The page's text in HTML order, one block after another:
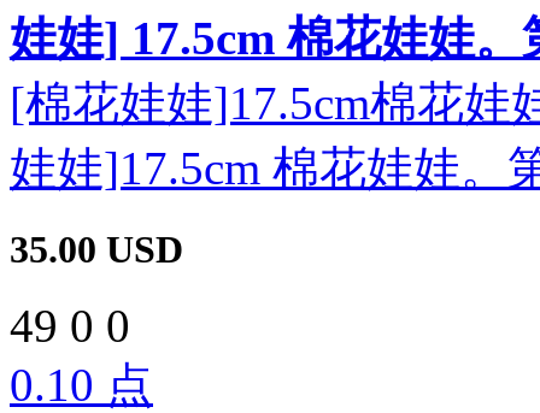
娃娃] 17.5cm 棉花娃娃
[棉花娃娃]17.5cm棉花娃
娃娃]17.5cm 棉花娃娃。
35.00 USD
49 0 0
0.10 点